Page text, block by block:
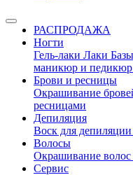
РАСПРОДАЖА
Ногти
Гель-лаки Лаки Базы
маникюр и педикюр
Брови и ресницы
Окрашивание
ресницами
Депиляция
Воск для депиляции
Волосы
Окрашивание волос
Сервис